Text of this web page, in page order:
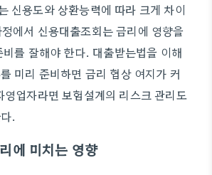
신용도와 상환능력에 따라 크게 차이
에서 신용대출조회는 금리에 영향을
를 잘해야 한다. 대출받는법을 이해
미리 준비하면 금리 협상 여지가 커
업자라면 보험설계의 리스크 관리도
.
에 미치는 영향